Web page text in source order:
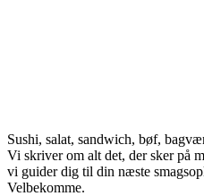
Sushi, salat, sandwich, bøf,
Vi skriver om alt det, der sker på
vi guider dig til din næste
Velbekomme.